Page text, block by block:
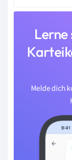
Lerne
Melde dich